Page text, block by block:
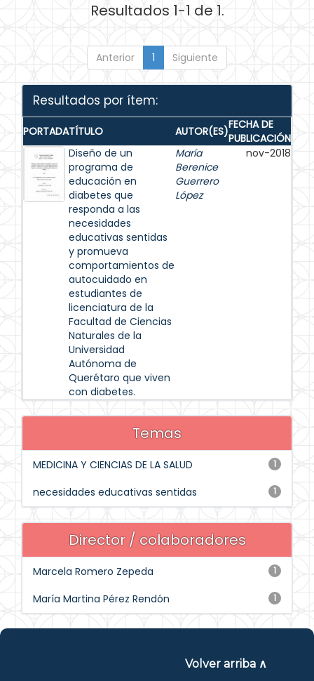
Resultados 1-1 de 1.
Anterior 1 Siguiente
Resultados por ítem:
PORTADATÍTULO AUTOR(ES)FECHA DE
PUBLICACIÓN
Diseño de un
programa de
educación en
diabetes que
responda a las
necesidades
educativas sentidas
y promueva
comportamientos de
autocuidado en
estudiantes de
licenciatura de la
Facultad de Ciencias
Naturales de la
Universidad
Autónoma de
Querétaro que viven
con diabetes.
María
Berenice
Guerrero
López
nov-2018
Temas
1
MEDICINA Y CIENCIAS DE LA SALUD
1
necesidades educativas sentidas
Director / colaboradores
1
Marcela Romero Zepeda
1
María Martina Pérez Rendón
Volver arriba ∧